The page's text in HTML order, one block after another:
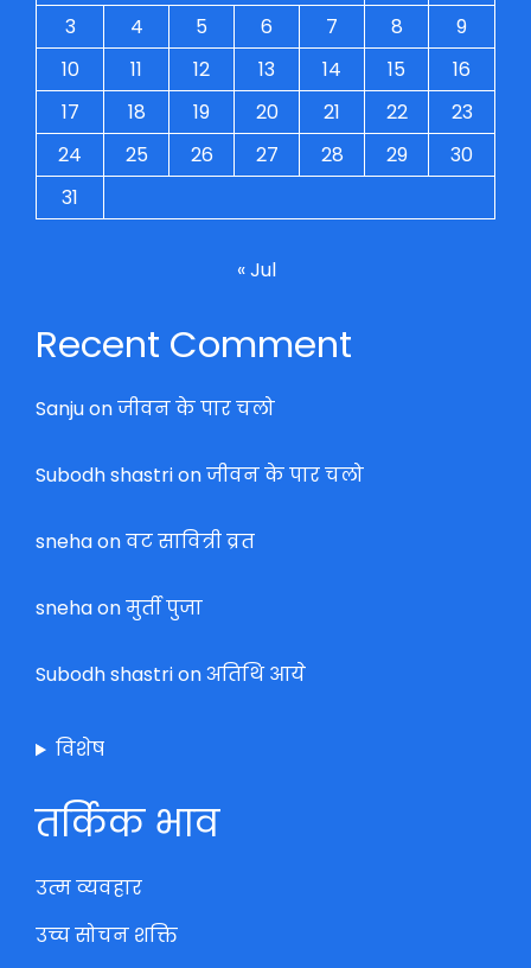
3
4 5 6 7 8
9
10
11 12 13 14 15
16
17
18 19 20 21 22
23
24
25 26 27 28 29
30
31
« Jul
Recent Comment
Sanjuonजीवन के पार चलो
Subodh shastrionजीवन के पार चलो
snehaonवट सावित्री व्रत
snehaonमुर्ती पुजा
Subodh shastrionअतिथि आये
विशेष
तर्किक भाव
उत्म व्यवहार
उच्च सोचन शक्ति